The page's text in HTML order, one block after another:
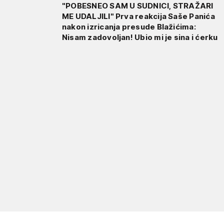
"POBESNEO SAM U SUDNICI, STRAŽARI
ME UDALJILI" Prva reakcija Saše Panića
nakon izricanja presude Blažićima:
Nisam zadovoljan! Ubio mi je sina i ćerku